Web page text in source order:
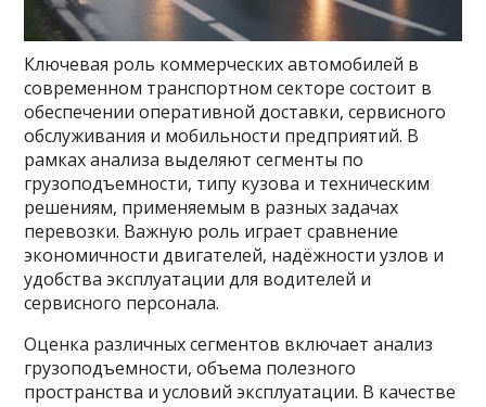
Ключевая роль коммерческих автомобилей в
современном транспортном секторе состоит в
обеспечении оперативной доставки, сервисного
обслуживания и мобильности предприятий. В
рамках анализа выделяют сегменты по
грузоподъемности, типу кузова и техническим
решениям, применяемым в разных задачах
перевозки. Важную роль играет сравнение
экономичности двигателей, надёжности узлов и
удобства эксплуатации для водителей и
сервисного персонала.
Оценка различных сегментов включает анализ
грузоподъемности, объема полезного
пространства и условий эксплуатации. В качестве